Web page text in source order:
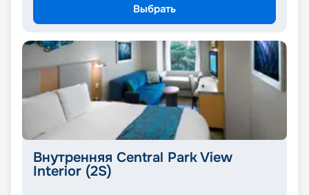
Выбрать
Внутренняя Central Park View
Interior (2S)